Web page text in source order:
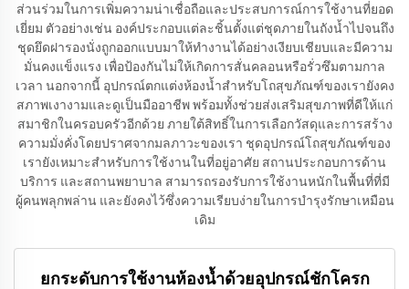
ส่วนร่วมในการเพิ่มความน่าเชื่อถือและประสบการณ์การใช้งานที่ยอด
เยี่ยม ตัวอย่างเช่น องค์ประกอบแต่ละชิ้นตั้งแต่ชุดภายในถังน้ำไปจนถึง
ชุดยึดฝารองนั่งถูกออกแบบมาให้ทำงานได้อย่างเงียบเชียบและมีความ
มั่นคงแข็งแรง เพื่อป้องกันไม่ให้เกิดการสั่นคลอนหรือรั่วซึมตามกาล
เวลา นอกจากนี้ อุปกรณ์ตกแต่งห้องน้ำสำหรับโถสุขภัณฑ์ของเรายังคง
สภาพเงางามและดูเป็นมืออาชีพ พร้อมทั้งช่วยส่งเสริมสุขภาพที่ดีให้แก่
สมาชิกในครอบครัวอีกด้วย ภายใต้สิทธิ์ในการเลือกวัสดุและการสร้าง
ความมั่งคั่งโดยปราศจากมลภาวะของเรา ชุดอุปกรณ์โถสุขภัณฑ์ของ
เรายังเหมาะสำหรับการใช้งานในที่อยู่อาศัย สถานประกอบการด้าน
บริการ และสถานพยาบาล สามารถรองรับการใช้งานหนักในพื้นที่ที่มี
ผู้คนพลุกพล่าน และยังคงไว้ซึ่งความเรียบง่ายในการบำรุงรักษาเหมือน
เดิม
ยกระดับการใช้งานห้องน้ำด้วยอุปกรณ์ชักโครก